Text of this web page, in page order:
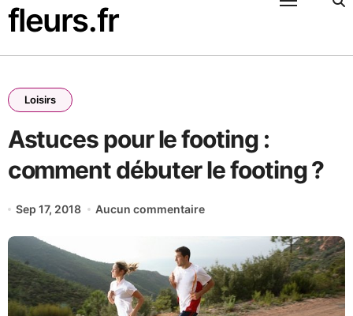
fleurs.fr
Loisirs
Astuces pour le footing :
comment débuter le footing ?
Sep 17, 2018 Aucun commentaire